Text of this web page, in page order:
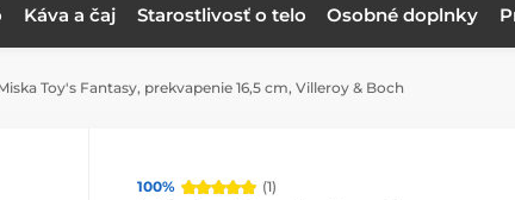
Káva a čaj Starostlivosť o telo Osobné doplnky
Toy's Fantasy, prekvapenie 16,5 cm, Villeroy & Boch
100% (1)